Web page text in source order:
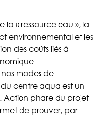
la « ressource eau », la
environnemental et les
des coûts liés à
modes de
centre aqua est un
Action phare du projet
de prouver, par